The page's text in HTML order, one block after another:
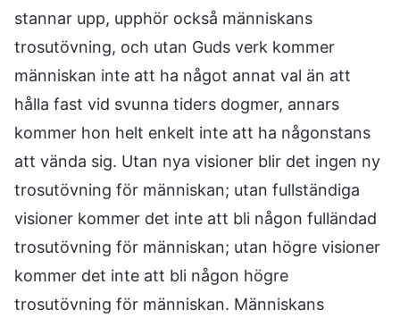
stannar upp, upphör också människans
trosutövning, och utan Guds verk kommer
människan inte att ha något annat val än att
hålla fast vid svunna tiders dogmer, annars
kommer hon helt enkelt inte att ha någonstans
att vända sig. Utan nya visioner blir det ingen ny
trosutövning för människan; utan fullständiga
visioner kommer det inte att bli någon fulländad
trosutövning för människan; utan högre visioner
kommer det inte att bli någon högre
trosutövning för människan. Människans